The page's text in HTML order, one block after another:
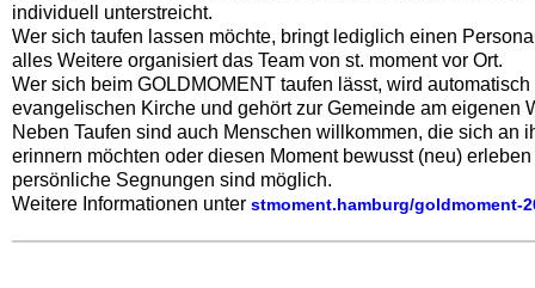
individuell unterstreicht.
Wer sich taufen lassen möchte, bringt lediglich einen
alles Weitere organisiert das Team von st. moment vor Ort.
Wer sich beim GOLDMOMENT taufen lässt, wird
evangelischen Kirche und gehört zur Gemeinde am eigenen
Neben Taufen sind auch Menschen willkommen, die sich an
erinnern möchten oder diesen Moment bewusst (neu)
persönliche Segnungen sind möglich.
Weitere Informationen unter stmoment.hamburg/goldmoment-